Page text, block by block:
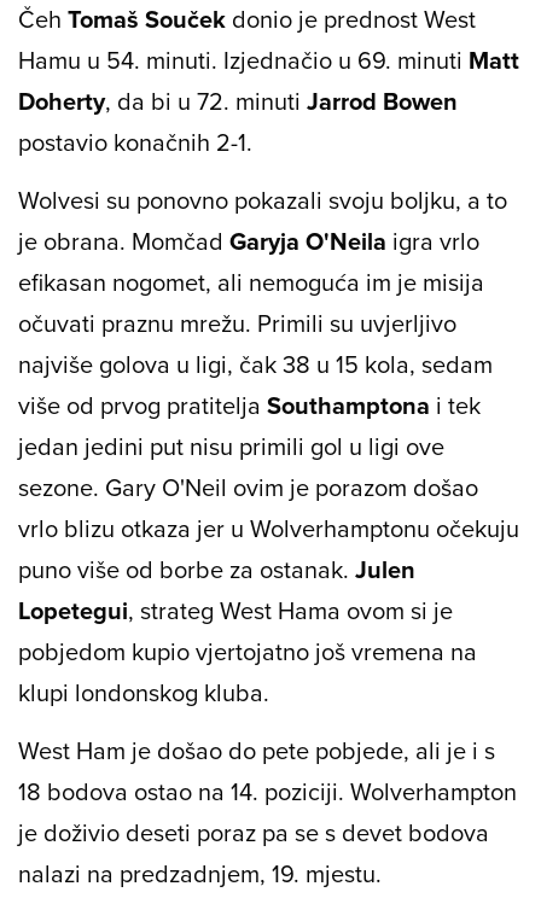
Čeh Tomaš Souček donio je prednost West
Hamu u 54. minuti. Izjednačio u 69. minuti Matt
Doherty, da bi u 72. minuti Jarrod Bowen
postavio konačnih 2-1.
Wolvesi su ponovno pokazali svoju boljku, a to
je obrana. Momčad Garyja O'Neila igra vrlo
efikasan nogomet, ali nemoguća im je misija
očuvati praznu mrežu. Primili su uvjerljivo
najviše golova u ligi, čak 38 u 15 kola, sedam
više od prvog pratitelja Southamptona i tek
jedan jedini put nisu primili gol u ligi ove
sezone. Gary O'Neil ovim je porazom došao
vrlo blizu otkaza jer u Wolverhamptonu očekuju
puno više od borbe za ostanak. Julen
Lopetegui, strateg West Hama ovom si je
pobjedom kupio vjertojatno još vremena na
klupi londonskog kluba.
West Ham je došao do pete pobjede, ali je i s
18 bodova ostao na 14. poziciji. Wolverhampton
je doživio deseti poraz pa se s devet bodova
nalazi na predzadnjem, 19. mjestu.